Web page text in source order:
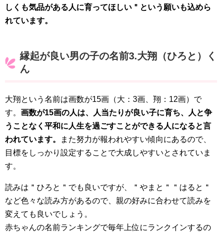
しくも気品がある人に育ってほしい＂という願いも込めら
れています。
縁起が良い男の子の名前3.大翔（ひろと）く
ん
大翔という名前は画数が15画（大：3画、翔：12画）で
す。 画数が15画の人は、人当たりが良い子に育ち、人と争
うことなく平和に人生を過ごすことができる人になると言
われています。
また努力が報われやすい傾向にあるので、
目標をしっかり設定することで大成しやすいとされていま
す。
読みは＂ひろと＂でも良いですが、＂やまと＂＂はると＂
など色々な読み方があるので、親の好みに合わせて読みを
変えても良いでしょう。
赤ちゃんの名前ランキングで毎年上位にランクインするの